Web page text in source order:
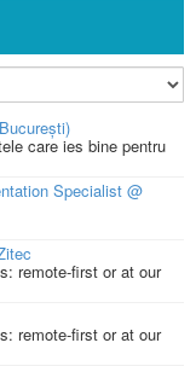
care ies bine pentru
Specialist @
remote-first or at our
remote-first or at our